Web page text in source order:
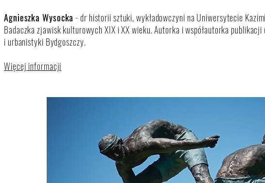
Agnieszka Wysocka - dr historii sztuki, wykładowczyni na Uniwersytecie
Badaczka zjawisk kulturowych XIX i XX wieku. Autorka i współautorka
i urbanistyki Bydgoszczy.
Więcej informacji